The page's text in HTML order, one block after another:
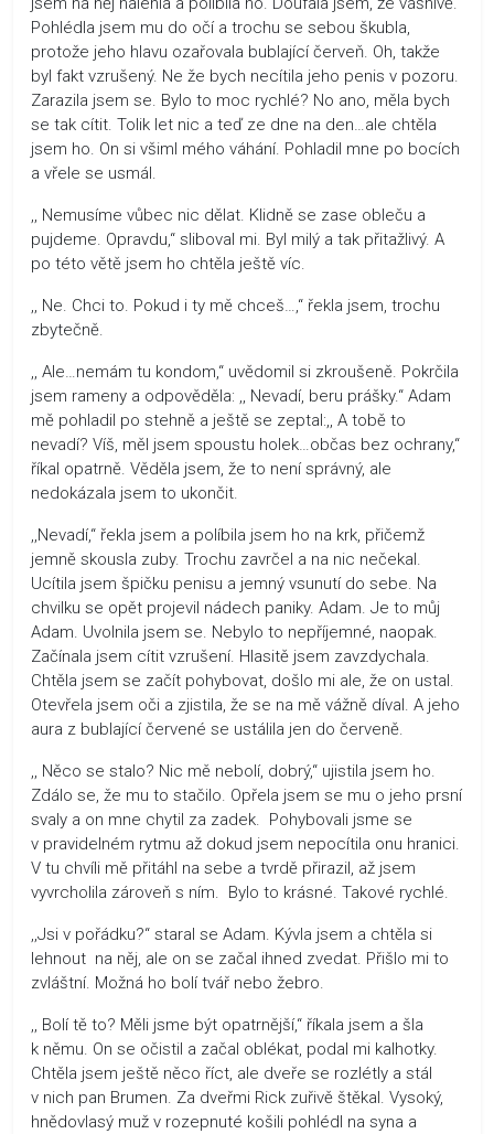
Pohlédla jsem mu do očí a trochu se sebou škubla,
protože jeho hlavu ozařovala bublající červeň. Oh, takže
byl fakt vzrušený. Ne že bych necítila jeho penis v pozoru.
Zarazila jsem se. Bylo to moc rychlé? No ano, měla bych
se tak cítit. Tolik let nic a teď ze dne na den…ale chtěla
jsem ho. On si všiml mého váhání. Pohladil mne po bocích
a vřele se usmál.
,, Nemusíme vůbec nic dělat. Klidně se zase obleču a
pujdeme. Opravdu,“ sliboval mi. Byl milý a tak přitažlivý. A
po této větě jsem ho chtěla ještě víc.
,, Ne. Chci to. Pokud i ty mě chceš…,“ řekla jsem, trochu
zbytečně.
,, Ale…nemám tu kondom,“ uvědomil si zkroušeně. Pokrčila
jsem rameny a odpověděla: ,, Nevadí, beru prášky.“ Adam
mě pohladil po stehně a ještě se zeptal:,, A tobě to
nevadí? Víš, měl jsem spoustu holek…občas bez ochrany,“
říkal opatrně. Věděla jsem, že to není správný, ale
nedokázala jsem to ukončit.
,,Nevadí,“ řekla jsem a políbila jsem ho na krk, přičemž
jemně skousla zuby. Trochu zavrčel a na nic nečekal.
Ucítila jsem špičku penisu a jemný vsunutí do sebe. Na
chvilku se opět projevil nádech paniky. Adam. Je to můj
Adam. Uvolnila jsem se. Nebylo to nepříjemné, naopak.
Začínala jsem cítit vzrušení. Hlasitě jsem zavzdychala.
Chtěla jsem se začít pohybovat, došlo mi ale, že on ustal.
Otevřela jsem oči a zjistila, že se na mě vážně díval. A jeho
aura z bublající červené se ustálila jen do červeně.
,, Něco se stalo? Nic mě nebolí, dobrý,“ ujistila jsem ho.
Zdálo se, že mu to stačilo. Opřela jsem se mu o jeho prsní
svaly a on mne chytil za zadek. Pohybovali jsme se
v pravidelném rytmu až dokud jsem nepocítila onu hranici.
V tu chvíli mě přitáhl na sebe a tvrdě přirazil, až jsem
vyvrcholila zároveň s ním. Bylo to krásné. Takové rychlé.
,,Jsi v pořádku?“ staral se Adam. Kývla jsem a chtěla si
lehnout na něj, ale on se začal ihned zvedat. Přišlo mi to
zvláštní. Možná ho bolí tvář nebo žebro.
,, Bolí tě to? Měli jsme být opatrnější,“ říkala jsem a šla
k němu. On se očistil a začal oblékat, podal mi kalhotky.
Chtěla jsem ještě něco říct, ale dveře se rozlétly a stál
v nich pan Brumen. Za dveřmi Rick zuřivě štěkal. Vysoký,
hnědovlasý muž v rozepnuté košili pohlédl na syna a